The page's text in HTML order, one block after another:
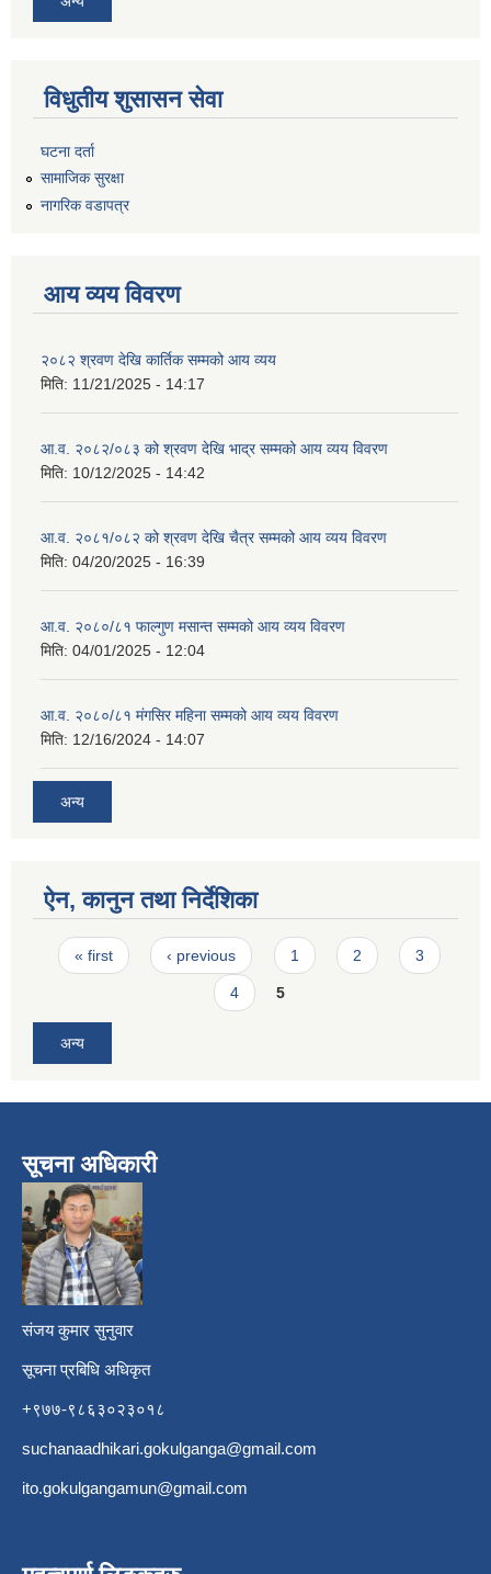
विधुतीय शुसासन सेवा
घटना दर्ता
सामाजिक सुरक्षा
नागरिक वडापत्र
आय व्यय विवरण
२०८२ श्रवण देखि कार्तिक सम्मको आय व्यय
मिति: 11/21/2025 - 14:17
आ.व. २०८२/०८३ को श्रवण देखि भाद्र सम्मको आय व्यय विवरण
मिति: 10/12/2025 - 14:42
आ.व. २०८१/०८२ को श्रवण देखि चैत्र सम्मको आय व्यय विवरण
मिति: 04/20/2025 - 16:39
आ.व. २०८०/८१ फाल्गुण मसान्त सम्मको आय व्यय विवरण
मिति: 04/01/2025 - 12:04
आ.व. २०८०/८१ मंगसिर महिना सम्मको आय व्यय विवरण
मिति: 12/16/2024 - 14:07
अन्य
ऐन, कानुन तथा निर्देशिका
Pages
« first ‹ previous 1 2 3
4 5
अन्य
सूचना अधिकारी
संजय कुमार सुनुवार
सूचना प्रबिधि अधिकृत
+९७७-९८६३०२३०१८
suchanaadhikari.gokulganga@gmail.com
ito.gokulgangamun@gmail.com